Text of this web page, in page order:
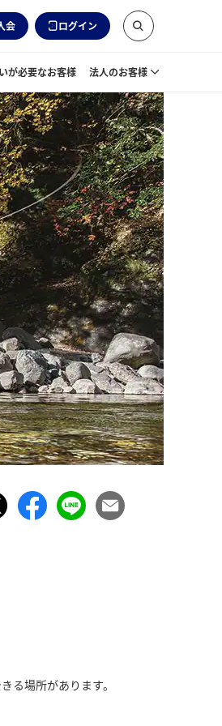
会 ログイン
が必要なお客様 法人のお客様
る場所があります。